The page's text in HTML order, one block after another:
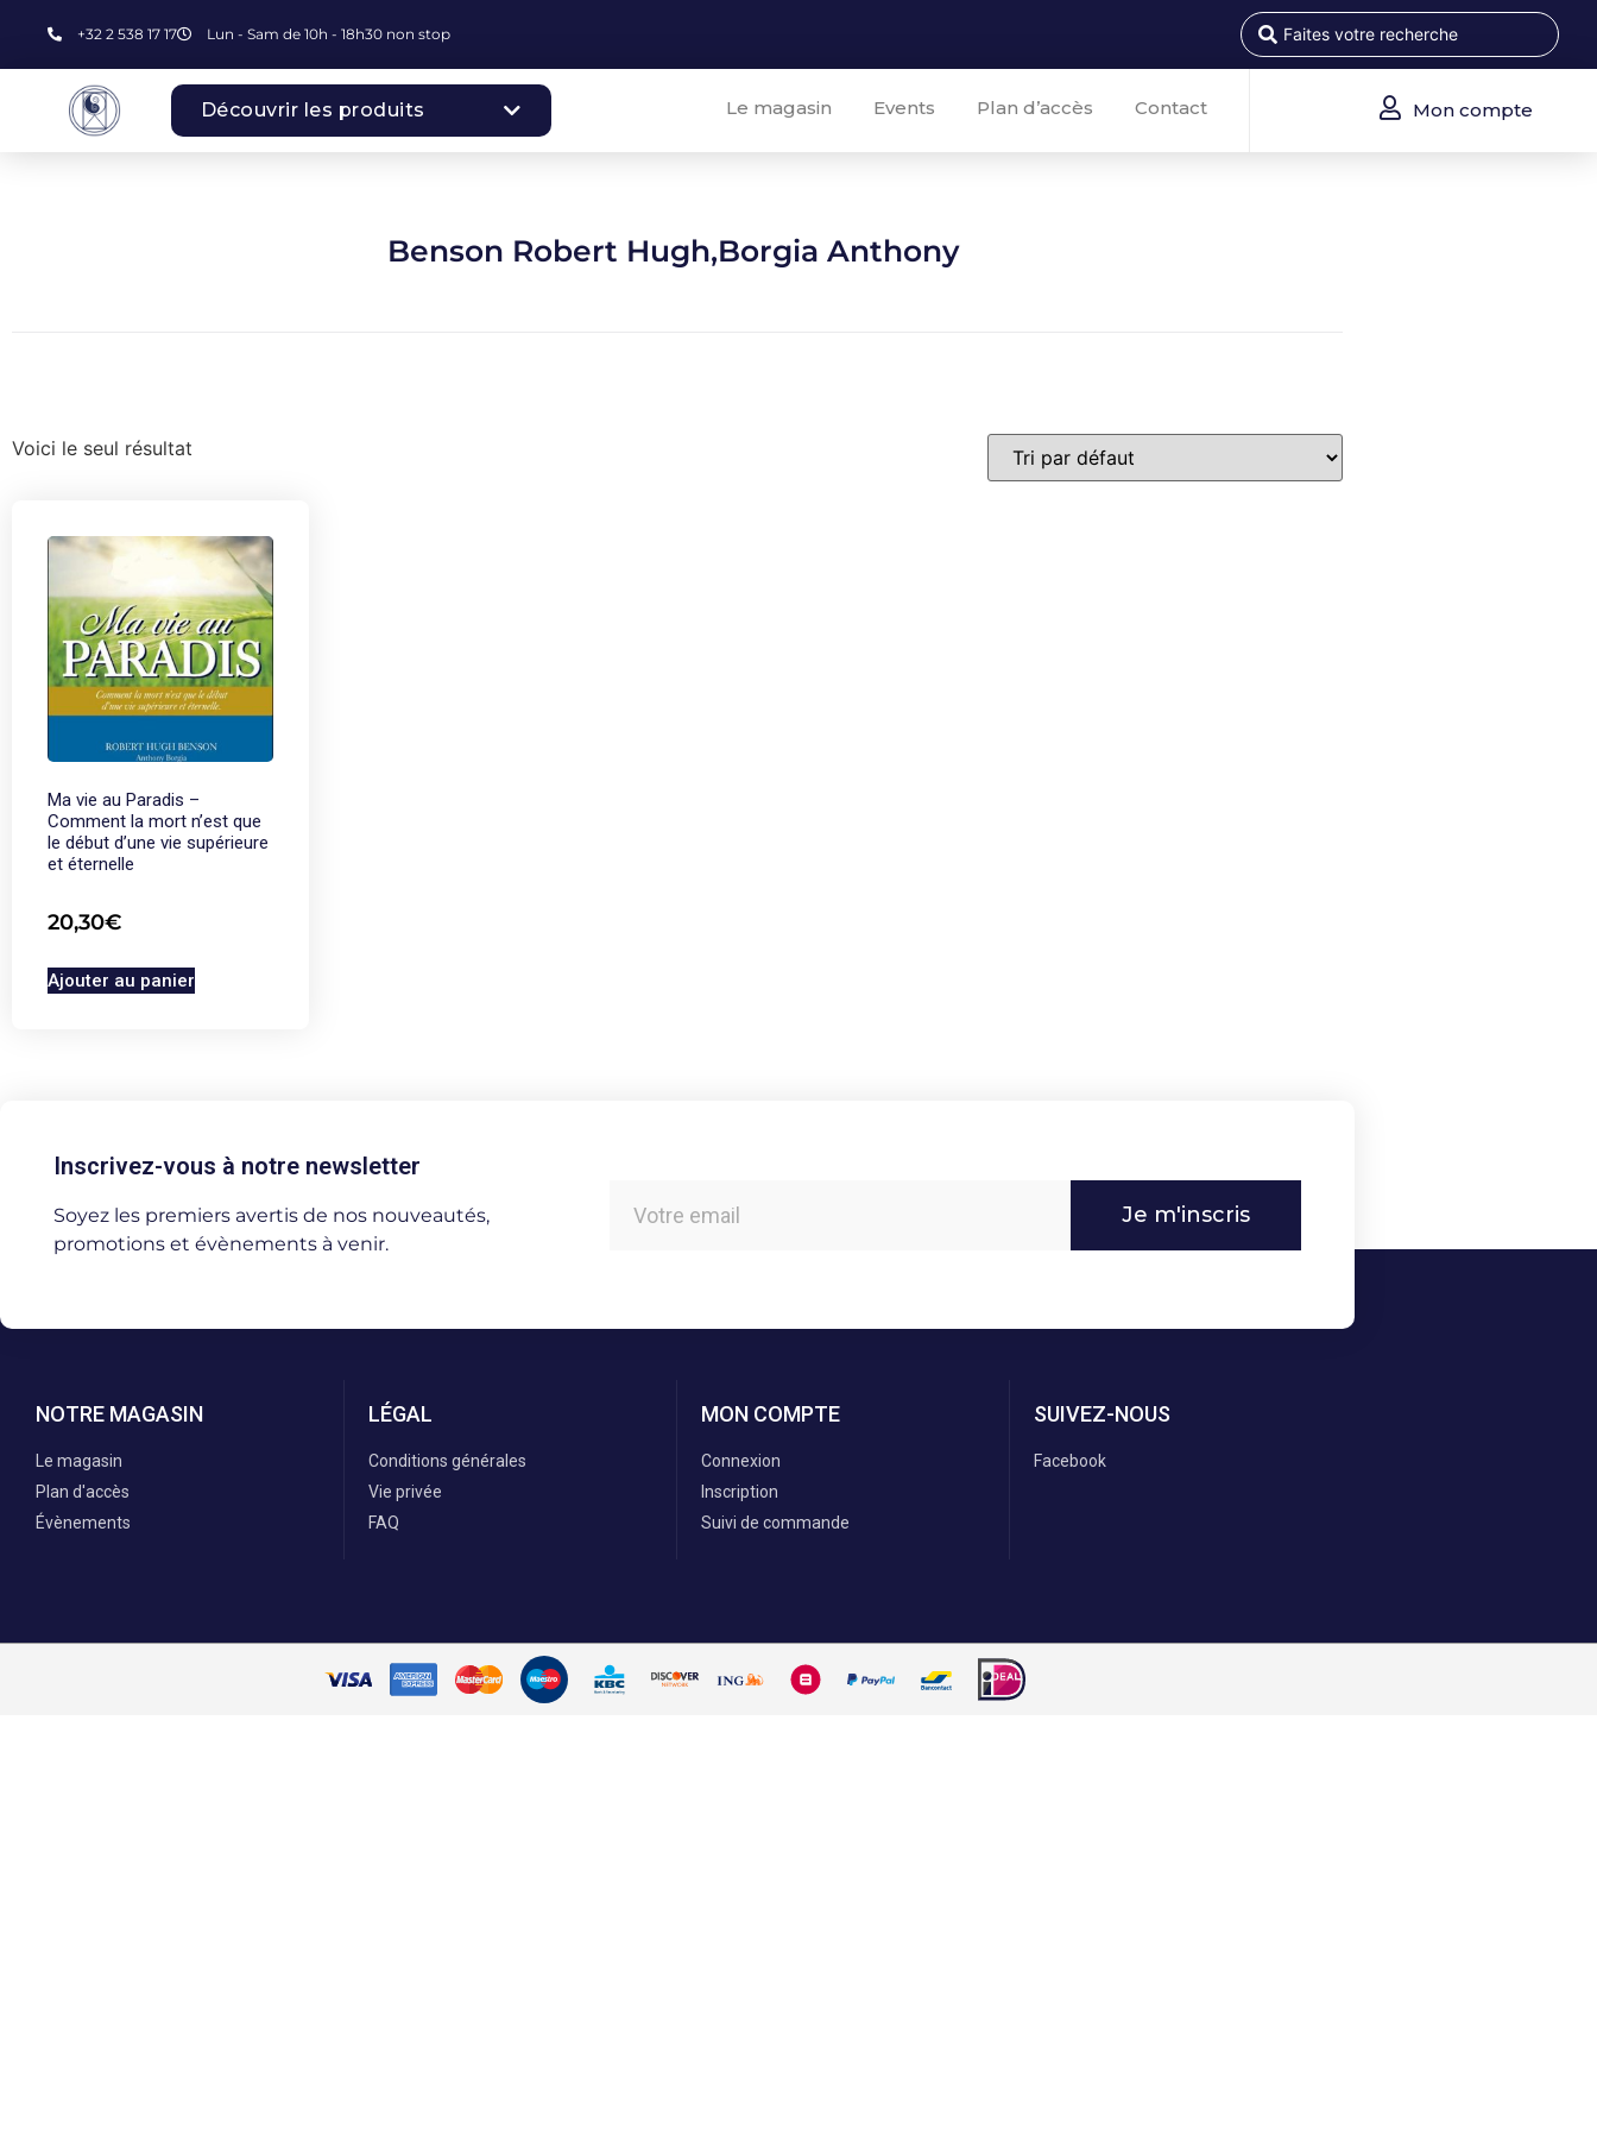
+32 2 538 17 17 Lun - Sam de 10h - 18h30 non stop
Découvrir les produits Le magasin Events Plan d’accès Contact Mon compte
Benson Robert Hugh,Borgia Anthony
Voici le seul résultat
Ma vie au Paradis –
Comment la mort n’est que
le début d’une vie supérieure
et éternelle
20,30€
Ajouter au panier
Inscrivez-vous à notre newsletter
Soyez les premiers avertis de nos nouveautés,
promotions et évènements à venir.
Je m'inscris
NOTRE MAGASIN
Le magasin
Plan d'accès
Évènements
LÉGAL
Conditions générales
Vie privée
FAQ
MON COMPTE
Connexion
Inscription
Suivi de commande
SUIVEZ-NOUS
Facebook